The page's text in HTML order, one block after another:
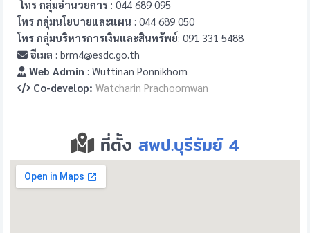
โทร กลุ่มอำนวยการ : 044 689 095
โทร กลุ่มนโยบายและแผน : 044 689 050
โทร กลุ่มบริหารการเงินและสินทรัพย์: 091 331 5488
อีเมล : brm4@esdc.go.th
Web Admin : Wuttinan Ponnikhom
Co-develop: Watcharin Prachoomwan
ที่ตั้ง สพป.บุรีรัมย์ 4